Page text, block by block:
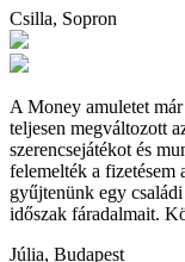
Csilla, Sopron
A Money amuletet
teljesen megváltozott
szerencsejátékot és
felemelték a fizetésem
gyűjtenünk egy
időszak fáradalmait.
Júlia, Budapest